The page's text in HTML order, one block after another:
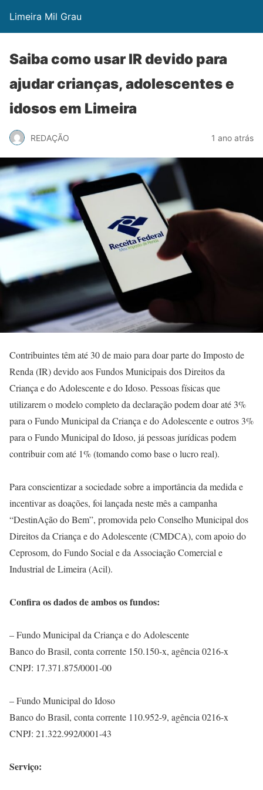
Limeira Mil Grau
Saiba como usar IR devido para
ajudar crianças, adolescentes e
idosos em Limeira
REDAÇÃO 1 ano atrás
Contribuintes têm até 30 de maio para doar parte do Imposto de
Renda (IR) devido aos Fundos Municipais dos Direitos da
Criança e do Adolescente e do Idoso. Pessoas físicas que
utilizarem o modelo completo da declaração podem doar até 3%
para o Fundo Municipal da Criança e do Adolescente e outros 3%
para o Fundo Municipal do Idoso, já pessoas jurídicas podem
contribuir com até 1% (tomando como base o lucro real).
Para conscientizar a sociedade sobre a importância da medida e
incentivar as doações, foi lançada neste mês a campanha
“DestinAção do Bem”, promovida pelo Conselho Municipal dos
Direitos da Criança e do Adolescente (CMDCA), com apoio do
Ceprosom, do Fundo Social e da Associação Comercial e
Industrial de Limeira (Acil).
Confira os dados de ambos os fundos:
– Fundo Municipal da Criança e do Adolescente
Banco do Brasil, conta corrente 150.150-x, agência 0216-x
CNPJ: 17.371.875/0001-00
– Fundo Municipal do Idoso
Banco do Brasil, conta corrente 110.952-9, agência 0216-x
CNPJ: 21.322.992/0001-43
Serviço: